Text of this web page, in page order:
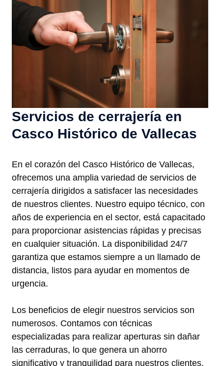
Servicios de cerrajería en
Casco Histórico de Vallecas
En el corazón del Casco Histórico de Vallecas,
ofrecemos una amplia variedad de servicios de
cerrajería dirigidos a satisfacer las necesidades
de nuestros clientes. Nuestro equipo técnico, con
años de experiencia en el sector, está capacitado
para proporcionar asistencias rápidas y precisas
en cualquier situación. La disponibilidad 24/7
garantiza que estamos siempre a un llamado de
distancia, listos para ayudar en momentos de
urgencia.
Los beneficios de elegir nuestros servicios son
numerosos. Contamos con técnicas
especializadas para realizar aperturas sin dañar
las cerraduras, lo que genera un ahorro
significativo y tranquilidad para nuestros clientes.